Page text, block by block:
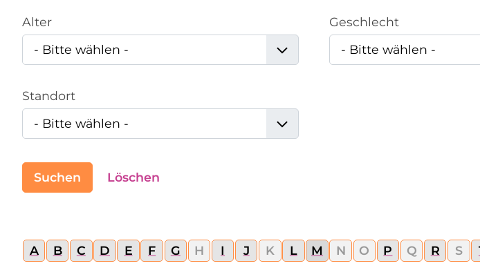
Alter Geschlecht
Standort
Suchen Löschen
A B C D E F G H I J K L M N O P Q R S